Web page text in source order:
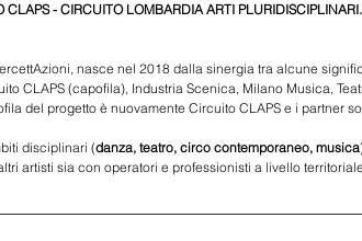
CLAPS - CIRCUITO LOMBARDIA ARTI PLURIDISCIPLINARI.
nasce nel 2018 dalla sinergia tra alcune
CLAPS (capofila), Industria Scenica, Milano Musica,
del progetto è nuovamente Circuito CLAPS e i partner
disciplinari (danza, teatro, circo contemporaneo, musica
artisti sia con operatori e professionisti a livello